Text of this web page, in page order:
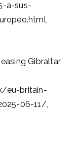
a-sus-
Gibraltar
eu-britain-
06-11/,